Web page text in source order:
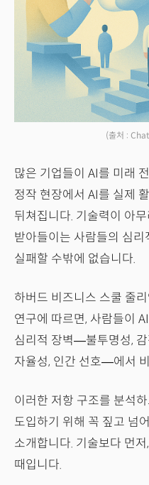
(출처 :
많은 기업들이 AI를 미래
정작 현장에서 AI를 실제
뒤쳐집니다. 기술력이 아
받아들이는 사람들의 심
실패할 수밖에 없습니다.
하버드 비즈니스 스쿨 줄
연구에 따르면, 사람들이
심리적 장벽—불투명성,
자율성, 인간 선호—에서
이러한 저항 구조를 분석
도입하기 위해 꼭 짚고 넘
소개합니다. 기술보다 먼
때입니다.